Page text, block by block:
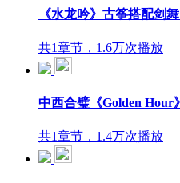
《水龙吟》古筝搭配剑
共1章节，1.6万次播放
中西合璧《Golden Hour
共1章节，1.4万次播放